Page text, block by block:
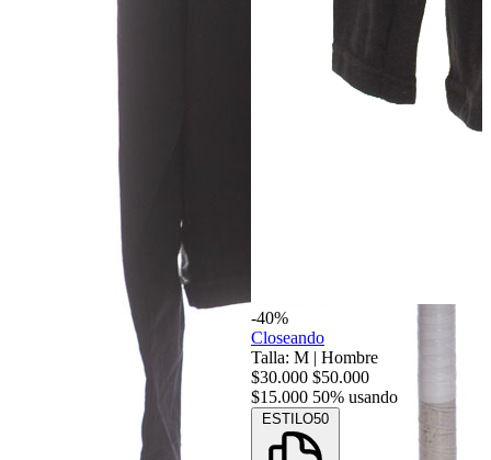
-40%
Closeando
Talla: M | Hombre
$30.000 $50.000
$15.000 50% usando
ESTILO50